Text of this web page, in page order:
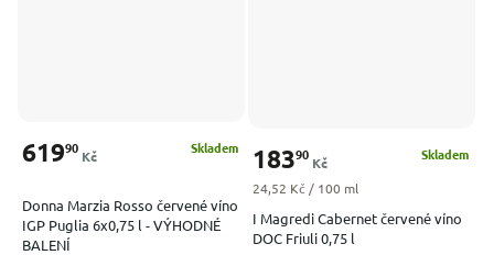
Donna Marzia Rosso červené víno
IGP Puglia 6x0,75 l - VÝHODNÉ
BALENÍ
Skladem
61990
Kč
I Magredi Cabernet červené víno
DOC Friuli 0,75 l
Skladem
18390
Kč
Měrná cena:
24,52 Kč / 100 ml